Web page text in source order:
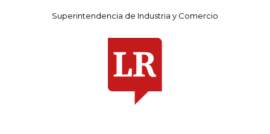
Superintendencia de Industria y Comercio